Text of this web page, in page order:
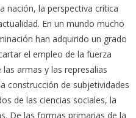
nación, la perspectiva crítica
En un mundo mucho
han adquirido un grado
el empleo de la fuerza
armas y las represalias
construcción de subjetividades
de las ciencias sociales, la
De las formas primarias de la